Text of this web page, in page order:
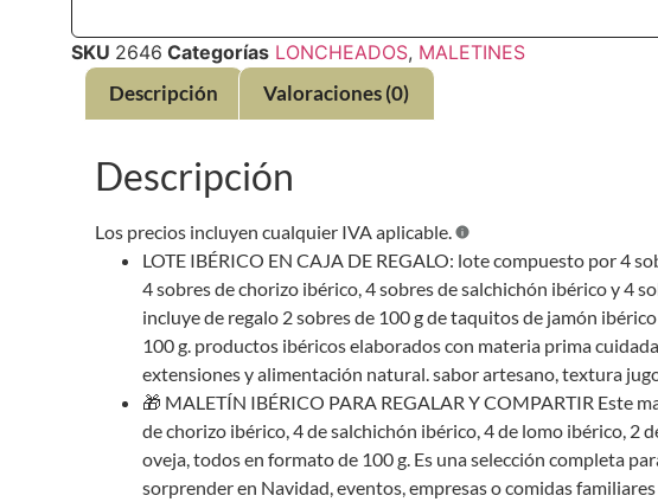
SKU 2646 Categorías LONCHEADOS, MALETINES
Descripción Valoraciones (0)
Descripción
Los precios incluyen cualquier IVA aplicable.
LOTE IBÉRICO EN CAJA DE REGALO: lote compuesto por 4
4 sobres de chorizo ibérico, 4 sobres de salchichón ibérico y 4
incluye de regalo 2 sobres de 100 g de taquitos de jamón
100 g. productos ibéricos elaborados con materia prima
extensiones y alimentación natural. sabor artesano, textura
🎁 MALETÍN IBÉRICO PARA REGALAR Y COMPARTIR Este
de chorizo ibérico, 4 de salchichón ibérico, 4 de lomo ibérico, 2
oveja, todos en formato de 100 g. Es una selección completa
sorprender en Navidad, eventos, empresas o comidas